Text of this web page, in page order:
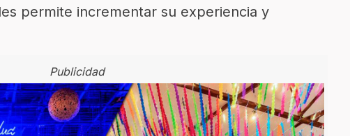
permite incrementar su experiencia y
Publicidad